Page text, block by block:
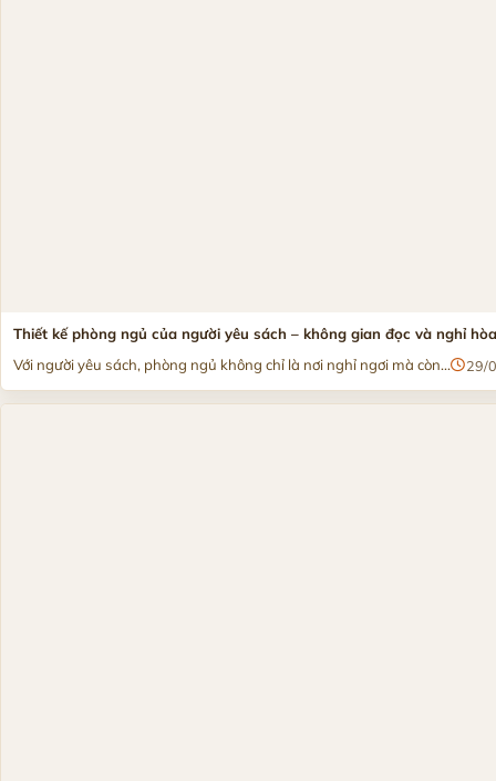
Thiết kế phòng ngủ của người yêu sách – không gian đọc và nghỉ
Với người yêu sách, phòng ngủ không chỉ là nơi nghỉ ngơi mà còn...
29/